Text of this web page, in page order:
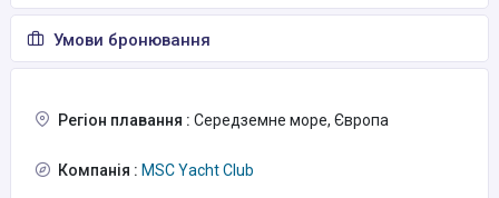
Умови бронювання
Регіон плавання : Середземне море, Європа
Компанія : MSC Yacht Club